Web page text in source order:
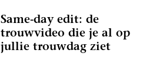
Same-day edit: de
trouwvideo die je al op
jullie trouwdag ziet